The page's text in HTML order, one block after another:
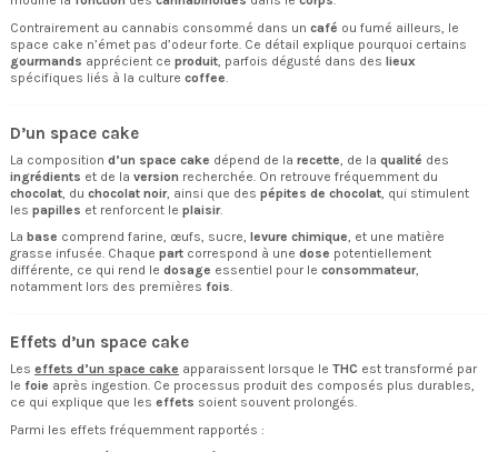
Contrairement au cannabis consommé dans un café ou fumé ailleurs, le
space cake n’émet pas d’odeur forte. Ce détail explique pourquoi certains
gourmands apprécient ce produit , parfois dégusté dans des lieux
spécifiques liés à la culture coffee
D’un space cake
La composition d’un space cake dépend de la recette , de la qualité des
ingrédients et de la version recherchée. On retrouve fréquemment du
chocolat , du chocolat noir, ainsi que des pépites de chocolat , qui stimulent
les papilles et renforcent le plaisir.
La base comprend farine, œufs, sucre, levure chimique, et une matière
grasse infusée. Chaque part correspond à une dose potentiellement
différente, ce qui rend le dosage essentiel pour le consommateur,
notamment lors des premières fois.
Effets d’un space cake
Les effets d’un space cake apparaissent lorsque le THC est transformé par
le foie après ingestion. Ce processus produit des composés plus durables,
ce qui explique que les effets soient souvent prolongés.
Parmi les effets fréquemment rapportés :